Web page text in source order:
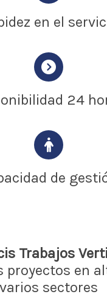
en el
24
de
Trabajos
proyectos en
varios sectores